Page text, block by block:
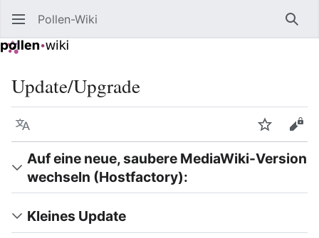
Pollen-Wiki
Update/Upgrade
Sprache
Auf eine neue, saubere MediaWiki-Version
wechseln (Hostfactory):
Kleines Update